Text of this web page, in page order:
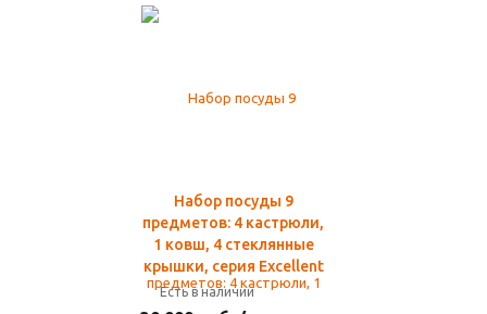
Набор посуды 9
предметов: 4 кастрюли,
1 ковш, 4 стеклянные
крышки, серия Excellent
Есть в наличии